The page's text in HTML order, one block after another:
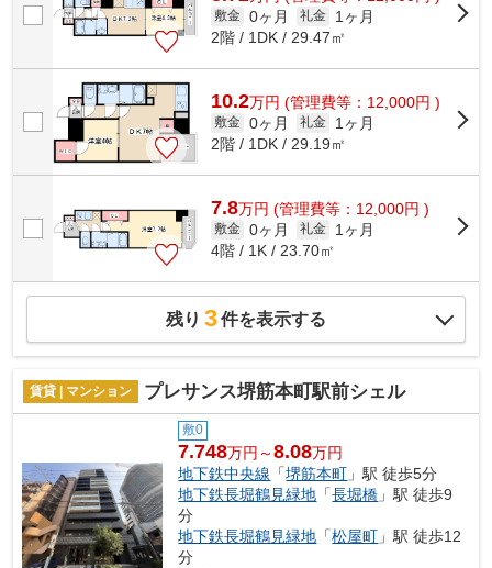
敷金 0ヶ月 礼金
1ヶ月
2階 / 1DK / 29.47㎡
10.2万円 (管理費等：12,000円 )
敷金 0ヶ月 礼金
1ヶ月
2階 / 1DK / 29.19㎡
7.8万円 (管理費等：12,000円 )
敷金 0ヶ月 礼金
1ヶ月
4階 / 1K / 23.70㎡
残り 3件を表示する
賃貸 | マンション プレサンス堺筋本町駅前シェル
敷0
7.748万円～8.08万円
地下鉄中央線 「堺筋本町 」駅 徒歩5分
地下鉄長堀鶴見緑地 「長堀橋 」駅 徒歩9
分
地下鉄長堀鶴見緑地 「松屋町 」駅 徒歩12
分